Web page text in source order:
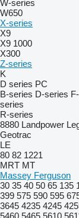
W-series
W650
X-series
X9
X9 1000
X300
Z-series
K
D series PC
B-series D-series
series
R-series
8880 Landpower
Geotrac
LE
80 82 1221
MRT MT
Massey Ferguson
30 35 40 50 65 135
399 575 590 595
3645 4235 4245
5460 5465 5610